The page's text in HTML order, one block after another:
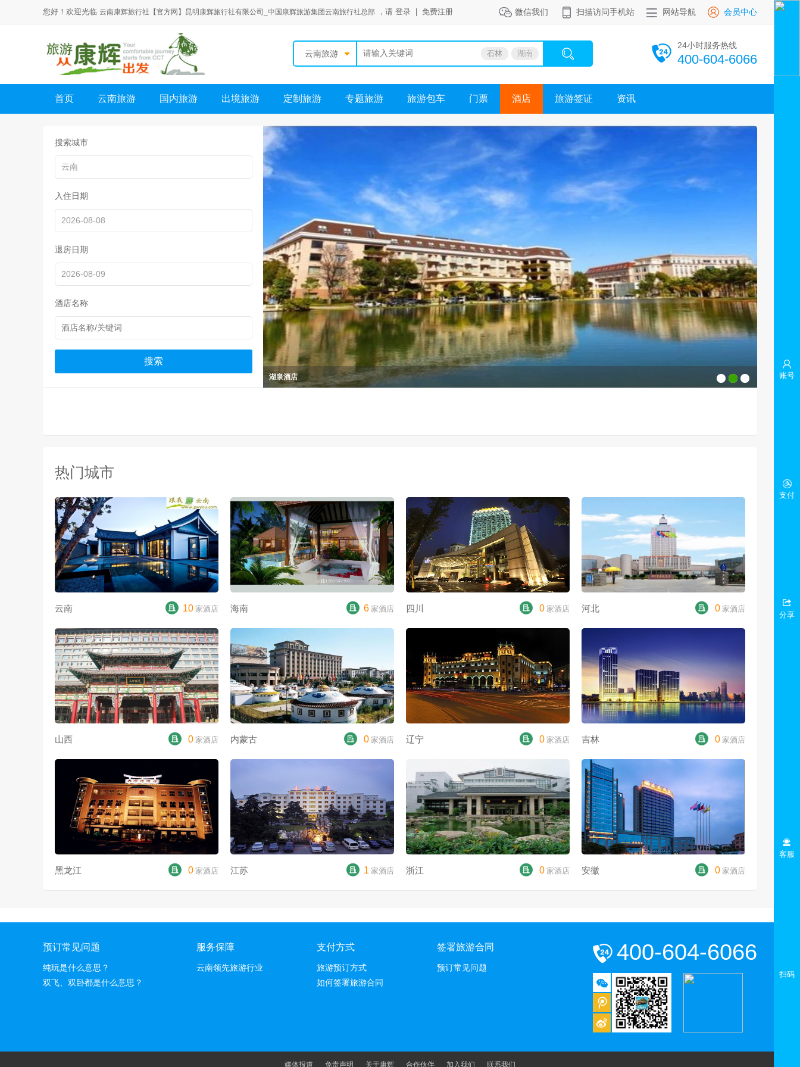
您好！欢迎光临 云南康辉旅行社【官方网】昆明康辉旅行社有限公司_中国康辉旅游集团云南旅行社总部 ，请 登录 免费注册 微信我们 扫描访问手机站 网站导航 会员中心
云南旅游 石林 湖南
24小时服务热线
400-604-6066
首页 云南旅游 国内旅游 出境旅游 定制旅游 专题旅游 旅游包车 门票 酒店 旅游签证 资讯
搜索城市
入住日期
退房日期
酒店名称
湖泉酒店
热门城市
云南 10 家酒店 海南 6 家酒店 四川 0 家酒店 河北 0 家酒店
山西 0 家酒店 内蒙古 0 家酒店 辽宁 0 家酒店 吉林 0 家酒店
黑龙江 0 家酒店 江苏 1 家酒店 浙江 0 家酒店 安徽 0 家酒店
预订常见问题
纯玩是什么意思？
双飞、双卧都是什么意思？
服务保障
云南领先旅游行业
支付方式
旅游预订方式
如何签署旅游合同
签署旅游合同
预订常见问题
400-604-6066
媒体报道 免责声明 关于康辉 合作伙伴 加入我们 联系我们
账号
支付
分享
客服
扫码